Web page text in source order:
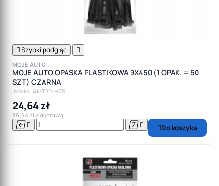
 Szybki podgląd 
MOJE AUTO
MOJE AUTO OPASKA PLASTIKOWA 9X450 (1 OPAK. = 50
SZT) CZARNA
Indeks: AMT20-H25
24,64 zł
39,64 zł z dostawą
    Do koszyka